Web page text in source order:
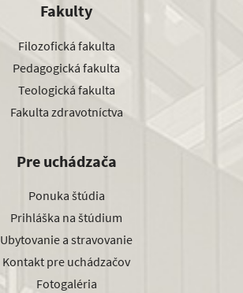
Fakulty
Filozofická fakulta
Pedagogická fakulta
Teologická fakulta
Fakulta zdravotníctva
Pre uchádzača
Ponuka štúdia
Prihláška na štúdium
Ubytovanie a stravovanie
Kontakt pre uchádzačov
Fotogaléria